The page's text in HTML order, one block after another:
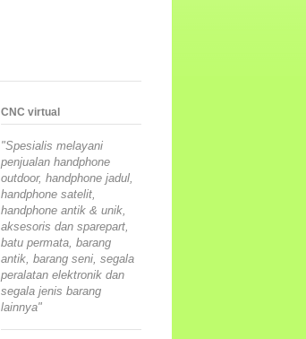
CNC virtual
"Spesialis melayani
penjualan handphone
outdoor, handphone jadul,
handphone satelit,
handphone antik & unik,
aksesoris dan sparepart,
batu permata, barang
antik, barang seni, segala
peralatan elektronik dan
segala jenis barang
lainnya"